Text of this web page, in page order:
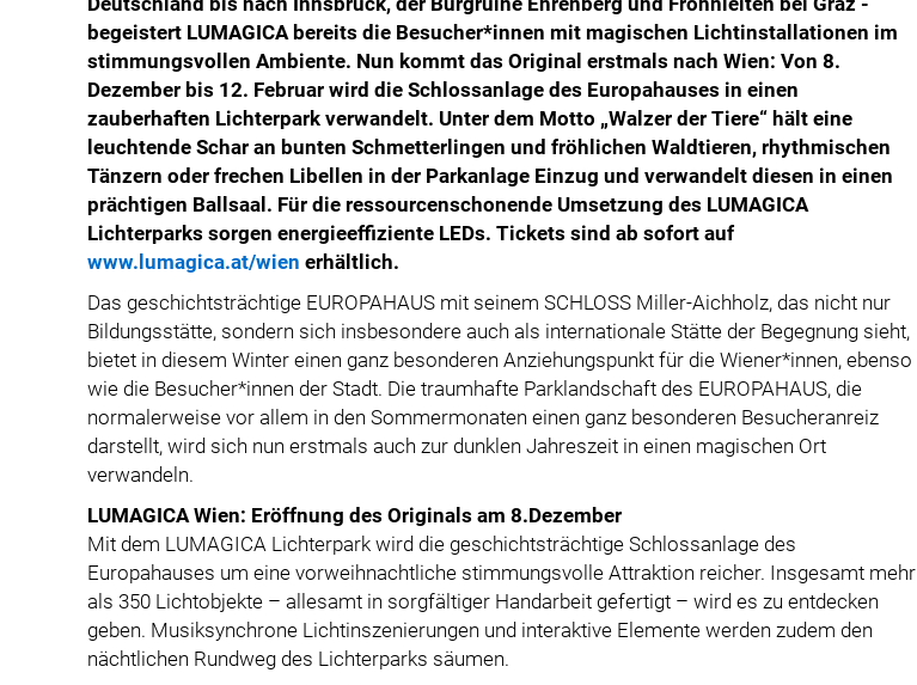
begeistert LUMAGICA bereits die Besucher*innen mit magischen Lichtinstallationen im
stimmungsvollen Ambiente. Nun kommt das Original erstmals nach Wien: Von 8.
Dezember bis 12. Februar wird die Schlossanlage des Europahauses in einen
zauberhaften Lichterpark verwandelt. Unter dem Motto „Walzer der Tiere“ hält eine
leuchtende Schar an bunten Schmetterlingen und fröhlichen Waldtieren, rhythmischen
Tänzern oder frechen Libellen in der Parkanlage Einzug und verwandelt diesen in einen
prächtigen Ballsaal. Für die ressourcenschonende Umsetzung des LUMAGICA
Lichterparks sorgen energieeffiziente LEDs. Tickets sind ab sofort auf
www.lumagica.at/wien erhältlich.
Das geschichtsträchtige EUROPAHAUS mit seinem SCHLOSS Miller-Aichholz, das nicht nur
Bildungsstätte, sondern sich insbesondere auch als internationale Stätte der Begegnung sieht,
bietet in diesem Winter einen ganz besonderen Anziehungspunkt für die Wiener*innen, ebenso
wie die Besucher*innen der Stadt. Die traumhafte Parklandschaft des EUROPAHAUS, die
normalerweise vor allem in den Sommermonaten einen ganz besonderen Besucheranreiz
darstellt, wird sich nun erstmals auch zur dunklen Jahreszeit in einen magischen Ort
verwandeln.
LUMAGICA Wien: Eröffnung des Originals am 8.Dezember
Mit dem LUMAGICA Lichterpark wird die geschichtsträchtige Schlossanlage des
Europahauses um eine vorweihnachtliche stimmungsvolle Attraktion reicher. Insgesamt mehr
als 350 Lichtobjekte – allesamt in sorgfältiger Handarbeit gefertigt – wird es zu entdecken
geben. Musiksynchrone Lichtinszenierungen und interaktive Elemente werden zudem den
nächtlichen Rundweg des Lichterparks säumen.